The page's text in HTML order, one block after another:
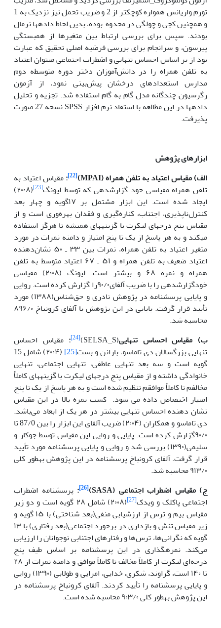
تورم واریانس همواره کوچکتر از 2 و ضریب تحمل نیز نزدیک به 1
و همچنین کجی و چولگی در محدوه بوده، بدین لحاظ داده­ها نرمال
بودند. سپس برای بررسی ارتباط بین متغیرها از همبستگی
پیرسون، و سرانجام برای بررسی فرضیه اصلی تحقیق که عبارت
بود از بر اساس احساس ‌تنهایی و اضطراب اجتماعی می­توان اعتیاد
به تلفن همراه را در دانش‌آموزان دختر دوره متوسطه دوم
مدارس استعدادهای درخشان پیش‌بینی نمود، از آزمون
رگرسیون چندگانه مدل گام به گام استفاده شد. تجزیه و تحلیل
داده­ها در این مطالعه با استفاد نرم افزار SPSS نسخه 27 صورت
پذیرفت.
ابزارهای پژوهش
الف)مقیاساعتیاد به تلفن همراه (MPAI
)
[22]
:مقیاس اعتیاد به
تلفن همراه مقیاسی خود گزارش­دهی که توسط لیونگ[23]
(۲۰۰۸)
ایجاد شده است. این ابزار مشتمل بر ۱۷گویه و چهار بعد
کنترل‌ناپذیری، اجتناب، کناره‌گیری و فقدان بهره‌وری است و از
مقیاس پنج درجه­ای لیکرت با گزینه­های همیشه تا هرگز استفاده
می­کند و به هر پاسخ از یک تا پنج امتیاز و دامنه نمرات در مورد
متغیر اعتیاد به تلفن همراه، نمرات بین ۳۳ ـ ۵۰ نشان‌دهنده
اعتیاد ضعیف به تلفن همراه و ۵۱ ـ ۶۷ اعتیاد متوسط به تلفن
همراه و نمره ۶۸ و بیشتر است. لیونگ (۲۰۰۸) مقیاسی
خودگزارش­دهی را با ضریب آلفای۹۰/۰را گزارش کرده است. روایی
و پایایی پرسشنامه در پژوهش نادری و حق‌شناس(۱۳۸۸) مورد
تأیید قرار گرفت. پایایی در این پژوهش با آلفای کرونباخ ۸۹۶/۰
محاسبه شد.
ب) مقیاساحساس تنهایی(SELSA_S)
[24]
: مقیاس احساس
تنهایی بزرگسالان دی تاماسو، بارانن و بست[25]
(۲۰۰۴) شامل 15
گویه است و سه بعد تنهایی عاطفی، تنهایی اجتماعی، تنهایی
خانوادگی داشته و از مقیاس پنج درجه­ای لیکرت با گزینه­های کاملاْ
مخالفم تا کاملاْ موافقم تنظیم شده است و به هر پاسخ از یک تا پنج
امتیاز اختصاص داده می شود. کسب نمره بالا در این مقیاس
نشان دهنده احساس تنهایی بیشتر در هر یک از ابعاد می‌باشد.
دی تاماسو و همکاران (۲۰۰۴) ضریب آلفای این ابزار را بین 87/0 تا
۹۰/۰گزارش کرده است. پایایی و روایی این مقیاس توسط جوکار و
سلیمی‌(۱۳۹۰) بررسی شد و روایی و پایایی پرسشنامه مورد تأیید
قرار گرفت. آلفای کرونباخ پرسشنامه در این پژوهش به­طور کلی
۹۱۳/۰ محاسبه شد.
ج) مقیاس اضطراب اجتماعی (SASA
)
[26]
: پرسشنامه اضطراب
اجتماعی پاکلک و ویدک[27]
(۲۰۰۸) شامل ۲۸ گویه است و دو زیر
مقیاس بیم و ترس از ارزشیابی منفی(بعد شناختی) با ۱۵ گویه و
زیر مقیاس تنش و بازداری در برخورد اجتماعی(بعد رفتاری) با ۱۳
گویه که نگرانی‌ها، ترس‌ها و رفتارهای اجتنابی نوجوانان را ارزیابی
می‌کند. نمره­گذاری در این پرسشنامه بر اساس طیف پنج
درجه‌ای لیکرت از کاملاً مخالف تا کاملاً موافق و دامنه نمرات از ۲۸
تا ۱۴۰ است، گراوند، شکری، خدایی، امرایی و طولابی (۱۳۹۰) روایی
و پایایی پرسشنامه را تأیید کردند. آلفای کرونباخ پرسشنامه در
این پژوهش به­طور کلی ۹۰۳/۰ محاسبه شده است.